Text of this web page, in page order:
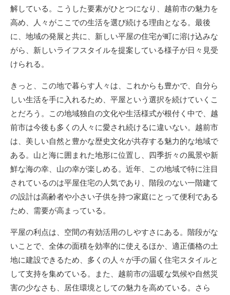
解している。こうした要素がひとつになり、越前市の魅力を
高め、人々がここでの生活を選び続ける理由となる。最後
に、地域の発展と共に、新しい平屋の住宅が町に溶け込みな
がら、新しいライフスタイルを提案している様子が日々見受
けられる。
きっと、この地で暮らす人々は、これからも豊かで、自分ら
しい生活を手に入れるため、平屋という選択を続けていくこ
とだろう。この地域独自の文化や生活様式が根付く中で、越
前市は今後も多くの人々に愛され続けるに違いない。越前市
は、美しい自然と豊かな歴史文化が共存する魅力的な地域で
ある。山と海に囲まれた地形に位置し、四季折々の風景や新
鮮な海の幸、山の幸が楽しめる。近年、この地域で特に注目
されているのは平屋住宅の人気であり、階段のない一階建て
の設計は高齢者や小さい子供を持つ家庭にとって便利である
ため、需要が高まっている。
平屋の利点は、空間の有効活用のしやすさにある。階段がな
いことで、全体の面積を効率的に使えるほか、適正価格の土
地に建設できるため、多くの人々が手の届く住宅スタイルと
して支持を集めている。また、越前市の温暖な気候や自然災
害の少なさも、居住環境としての魅力を高めている。さら